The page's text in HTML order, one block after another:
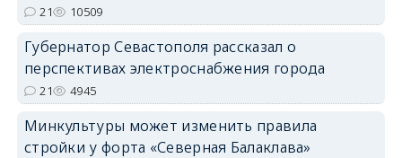
21 10509
Губернатор Севастополя рассказал о
перспективах электроснабжения города
21 4945
Минкультуры может изменить правила
стройки у форта «Северная Балаклава»